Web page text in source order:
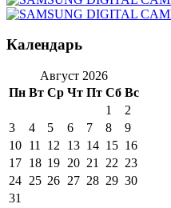
Календарь
Август 2026
Пн Вт Ср Чт Пт Сб Вс
1
2
3
4 5 6 7 8
9
10 11 12 13 14 15 16
17 18 19 20 21 22 23
24 25 26 27 28 29 30
31